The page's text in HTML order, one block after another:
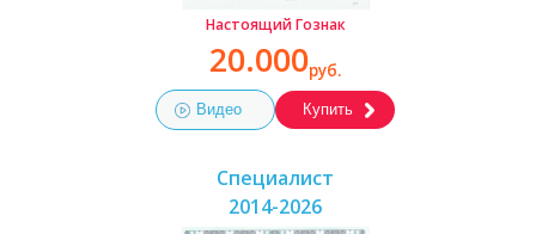
Настоящий Гознак
20.000руб.
Видео Купить
Специалист
2014-2026